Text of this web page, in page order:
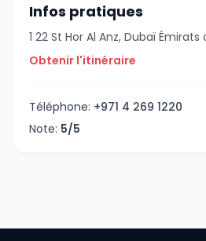
Infos pratiques
1 22 St Hor Al Anz, Dubaï
Obtenir l'itinéraire
Téléphone: +971 4 269 1220
Note: 5/5